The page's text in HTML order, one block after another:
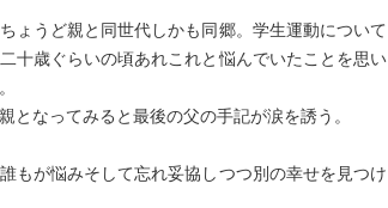
ょうど親と同世代しかも同郷。学生運動について
十歳ぐらいの頃あれこれと悩んでいたことを思い
となってみると最後の父の手記が涙を誘う。
もが悩みそして忘れ妥協しつつ別の幸せを見つけ